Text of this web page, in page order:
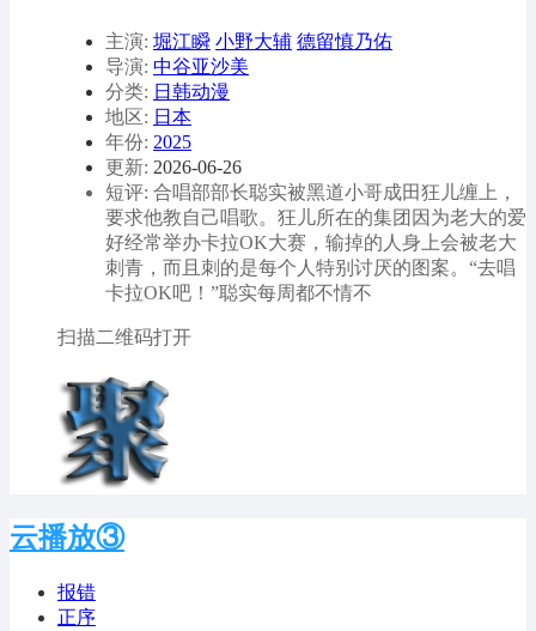
主演: 堀江瞬 小野大辅 德留慎乃佑
导演: 中谷亚沙美
分类: 日韩动漫
地区: 日本
年份: 2025
更新: 2026-06-26
短评: 合唱部部长聪实被黑道小哥成田狂儿缠上，
要求他教自己唱歌。狂儿所在的集团因为老大的爱
好经常举办卡拉OK大赛，输掉的人身上会被老大
刺青，而且刺的是每个人特别讨厌的图案。“去唱
卡拉OK吧！”聪实每周都不情不
扫描二维码打开
云播放③
报错
正序